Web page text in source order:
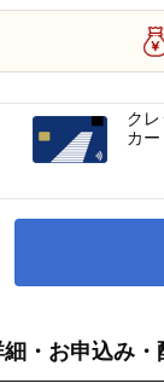
・お申込み・
ク
カー